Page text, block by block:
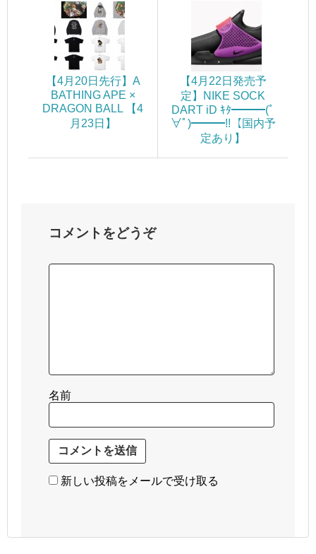
【4月20日先行】A
BATHING APE ×
DRAGON BALL 【4
月23日】
【4月22日発売予
定】NIKE SOCK
DART iD ｷﾀ━━━(ﾟ
∀ﾟ)━━━!!【国内予
定あり】
コメントをどうぞ
名前
新しい投稿をメールで受け取る